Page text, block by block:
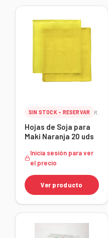
SIN STOCK - RESERVAR
Hojas de Soja para
Maki Naranja 20 uds
Inicia sesión para ver
el precio
Ver producto